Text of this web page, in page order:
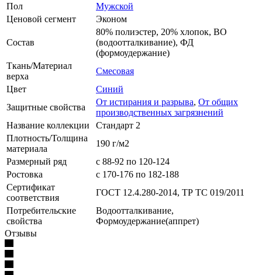
Пол
Мужской
Ценовой сегмент
Эконом
Состав
80% полиэстер, 20% хлопок, ВО
(водоотталкивание), ФД
(формоудержание)
Ткань/Материал
верха
Смесовая
Цвет
Синий
Защитные свойства
От истирания и разрыва, От общих
производственных загрязнений
Название коллекции
Стандарт 2
Плотность/Толщина
материала
190 г/м2
Размерный ряд
с 88-92 по 120-124
Ростовка
с 170-176 по 182-188
Сертификат
соответствия
ГОСТ 12.4.280-2014, ТР ТС 019/2011
Потребительские
свойства
Водоотталкивание,
Формоудержание(аппрет)
Отзывы